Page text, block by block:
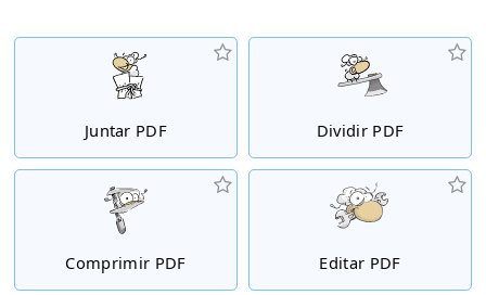
Juntar PDF Dividir PDF
Comprimir PDF Editar PDF